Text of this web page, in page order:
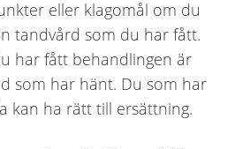
eller klagomål om du
tandvård som du har fått.
har fått behandlingen är
som har hänt. Du som har
kan ha rätt till ersättning.